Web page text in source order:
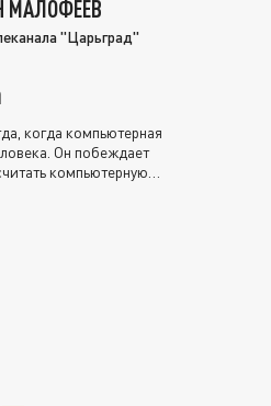
МАЛОФЕЕВ
"Царьград"
когда компьютерная
Он побеждает
компьютерную